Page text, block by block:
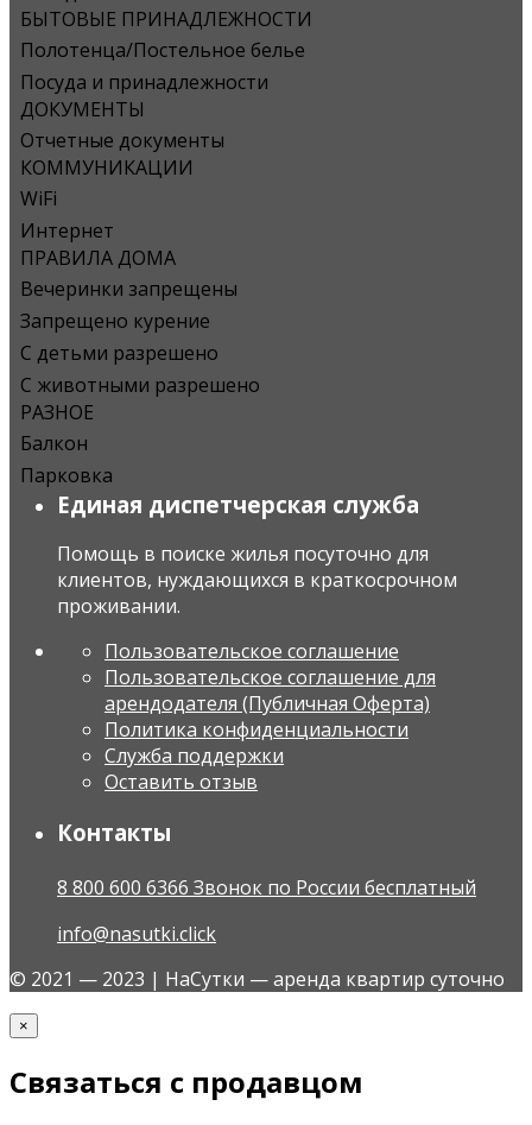
БЫТОВЫЕ ПРИНАДЛЕЖНОСТИ
Полотенца/Постельное белье
Посуда и принадлежности
ДОКУМЕНТЫ
Отчетные документы
КОММУНИКАЦИИ
WiFi
Интернет
ПРАВИЛА ДОМА
Вечеринки запрещены
Запрещено курение
С детьми разрешено
С животными разрешено
РАЗНОЕ
Балкон
Парковка
Единая диспетчерская служба
Помощь в поиске жилья посуточно для
клиентов, нуждающихся в краткосрочном
проживании.
Пользовательское соглашение
Пользовательское соглашение для
арендодателя (Публичная Оферта)
Политика конфиденциальности
Служба поддержки
Оставить отзыв
Контакты
8 800 600 6366 Звонок по России бесплатный
info@nasutki.click
© 2021 — 2023 | НаСутки — аренда квартир суточно
×
Связаться с продавцом